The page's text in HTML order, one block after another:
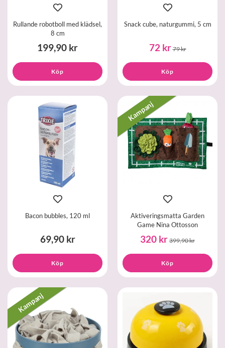
Rullande robotboll med klädsel,
8 cm
199,90 kr
Köp
Snack cube, naturgummi, 5 cm
72 kr 79 kr
Köp
Bacon bubbles, 120 ml
69,90 kr
Köp
Kampanj
Aktiveringsmatta Garden
Game Nina Ottosson
320 kr 399,90 kr
Köp
Kampanj